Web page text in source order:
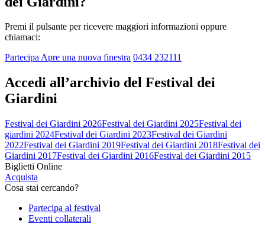
Premi il pulsante per ricevere maggiori informazioni oppure
chiamaci:
PartecipaApre una nuova finestra 0434 232111
Accedi all’archivio del Festival dei
Giardini
Festival dei Giardini 2026Festival dei Giardini 2025Festival dei
giardini 2024Festival dei Giardini 2023Festival dei Giardini
2022Festival dei Giardini 2019Festival dei Giardini 2018Festival dei
Giardini 2017Festival dei Giardini 2016Festival dei Giardini 2015
Biglietti Online
Acquista
Cosa stai cercando?
Partecipa al festival
Eventi collaterali